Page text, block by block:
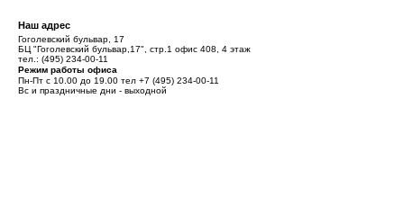
Наш адрес
Гоголевский бульвар, 17
БЦ "Гоголевский бульвар,17", стр.1 офис 408, 4 этаж
тел.: (495) 234-00-11
Режим работы офиса
Пн-Пт с 10.00 до 19.00 тел +7 (495) 234-00-11
Вс и праздничные дни - выходной